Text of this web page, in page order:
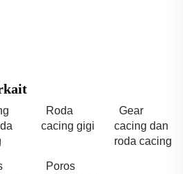
Roda
cacing gigi
Gear
cacing dan
roda cacing
Poros